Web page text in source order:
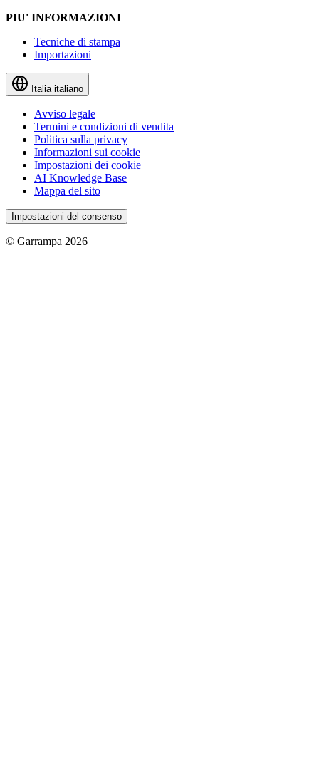
PIU' INFORMAZIONI
Tecniche di stampa
Importazioni
Italia italiano
Avviso legale
Termini e condizioni di vendita
Politica sulla privacy
Informazioni sui cookie
Impostazioni dei cookie
AI Knowledge Base
Mappa del sito
Impostazioni del consenso
© Garrampa 2026